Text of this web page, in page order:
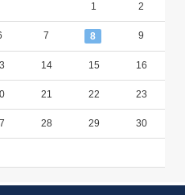
1 2
7 8 9
14 15 16
21 22 23
28 29 30